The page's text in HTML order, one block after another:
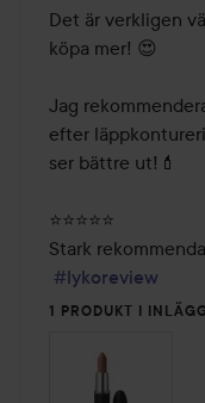
Det är verkligen
köpa mer! 😍
Jag
efter
ser bättre ut!💄
⭐️⭐️⭐️⭐️⭐️
Stark
#lykoreview
1 PRODUKT I